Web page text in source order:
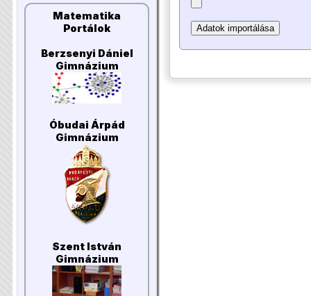
Matematika
Portálok
Berzsenyi Dániel
Gimnázium
Óbudai Árpád
Gimnázium
Szent István
Gimnázium